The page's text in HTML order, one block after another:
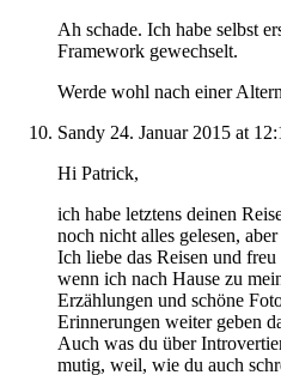
Ah schade. Ich habe selbst
Framework gewechselt.
Werde wohl nach einer
Sandy 24. Januar 2015 at
Hi Patrick,
ich habe letztens deinen
noch nicht alles gelesen,
Ich liebe das Reisen und
wenn ich nach Hause zu
Erzählungen und schöne
Erinnerungen weiter geben
Auch was du über
mutig, weil, wie du auch